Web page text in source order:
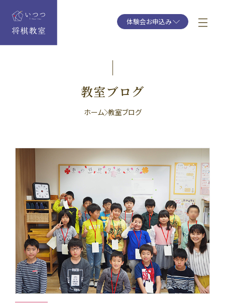
体験会お申込み
教室ブログ
ホーム 教室ブログ